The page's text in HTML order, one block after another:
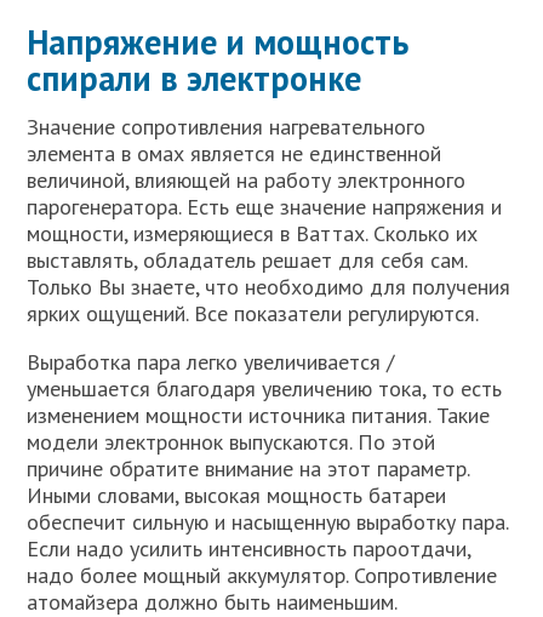
Напряжение и мощность
спирали в электронке
Значение сопротивления нагревательного
элемента в омах является не единственной
величиной, влияющей на работу электронного
парогенератора. Есть еще значение напряжения и
мощности, измеряющиеся в Ваттах. Сколько их
выставлять, обладатель решает для себя сам.
Только Вы знаете, что необходимо для получения
ярких ощущений. Все показатели регулируются.
Выработка пара легко увеличивается /
уменьшается благодаря увеличению тока, то есть
изменением мощности источника питания. Такие
модели электроннок выпускаются. По этой
причине обратите внимание на этот параметр.
Иными словами, высокая мощность батареи
обеспечит сильную и насыщенную выработку пара.
Если надо усилить интенсивность пароотдачи,
надо более мощный аккумулятор. Сопротивление
атомайзера должно быть наименьшим.